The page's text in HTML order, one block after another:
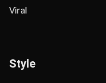
Viral
Style